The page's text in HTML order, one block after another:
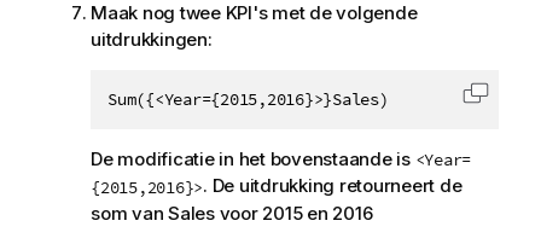
Maak nog twee KPI's met de volgende
uitdrukkingen:
Sum({<Year={2015,2016}>}Sales) Code
De modificatie in het bovenstaande is <Year=
{2015,2016}>. De uitdrukking retourneert de
som van Salesvoor 2015 en 2016